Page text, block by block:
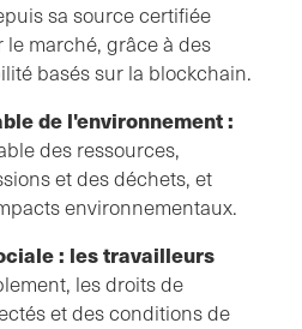
sa source certifiée
le marché, grâce à des
basés sur la blockchain.
de l'environnement :
des ressources,
et des déchets, et
environnementaux.
: les travailleurs
les droits de
et des conditions de